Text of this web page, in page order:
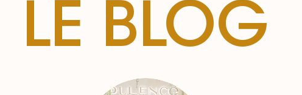
LE BLOG